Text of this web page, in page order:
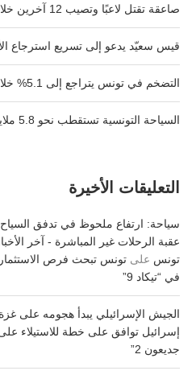
صاعقة تقتل لاعبًا وتصيب 12 آخرين خلال مباراة في تايلاند
قيس سعيّد يدعو إلى تسريع استرجاع
التضخم في تونس يتراجع إلى 5.1% خلال يوليو
السياحة التونسية تستقطب نحو 5.8 ملايين زائر في 7 أشهر
التعليقات الأخيرة
سياحة: ارتفاع ملحوظ في تدفق
عقبة الرحلات غير المباشرة - آخر
تونس على تونس تبحث فرص
في “تيكاد 9”
الجيش الإسرائيلي يبدأ هجومه على
إسرائيل توافق على خطة للاستيلاء
جديعون 2”